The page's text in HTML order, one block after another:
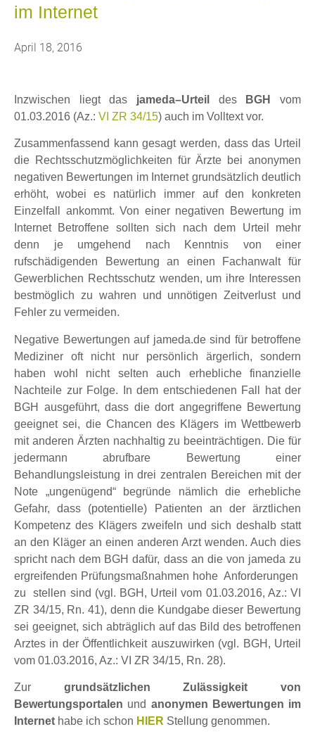
im Internet
April 18, 2016
Inzwischen liegt das jameda–Urteil des BGH
vom
01.03.2016 (Az.: VI ZR 34/15) auch im Volltext vor.
Zusammenfassend kann gesagt werden, dass das Urteil
die Rechtsschutzmöglichkeiten für Ärzte bei anonymen
negativen Bewertungen im Internet grundsätzlich deutlich
erhöht, wobei es natürlich immer auf den konkreten
Einzelfall ankommt. Von einer negativen Bewertung im
Internet Betroffene sollten sich nach dem Urteil mehr
denn je umgehend nach Kenntnis von einer
rufschädigenden Bewertung an einen Fachanwalt für
Gewerblichen Rechtsschutz wenden, um ihre Interessen
bestmöglich zu wahren und unnötigen Zeitverlust und
Fehler zu vermeiden.
Negative Bewertungen auf jameda.de sind für betroffene
Mediziner oft nicht nur persönlich ärgerlich, sondern
haben wohl nicht selten auch erhebliche finanzielle
Nachteile zur Folge. In dem entschiedenen Fall hat der
BGH ausgeführt, dass die dort angegriffene Bewertung
geeignet sei, die Chancen des Klägers im Wettbewerb
mit anderen Ärzten nachhaltig zu beeinträchtigen. Die für
jedermann abrufbare Bewertung einer
Behandlungsleistung in drei zentralen Bereichen mit der
Note „ungenügend“ begründe nämlich die erhebliche
Gefahr, dass (potentielle) Patienten an der ärztlichen
Kompetenz des Klägers zweifeln und sich deshalb statt
an den Kläger an einen anderen Arzt wenden. Auch dies
spricht nach dem BGH dafür, dass an die von jameda zu
ergreifenden Prüfungsmaßnahmen hohe Anforderungen
zu stellen sind (vgl. BGH, Urteil vom 01.03.2016, Az.: VI
ZR 34/15, Rn. 41), denn die Kundgabe dieser Bewertung
sei geeignet, sich abträglich auf das Bild des betroffenen
Arztes in der Öffentlichkeit auszuwirken (vgl. BGH, Urteil
vom 01.03.2016, Az.: VI ZR 34/15, Rn. 28).
Zur grundsätzlichen Zulässigkeit von
Bewertungsportalen und anonymen Bewertungen im
Internet habe ich schon HIER Stellung genommen.